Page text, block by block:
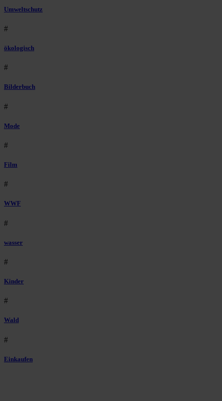
Umweltschutz
#
ökologisch
#
Bilderbuch
#
Mode
#
Film
#
WWF
#
wasser
#
Kinder
#
Wald
#
Einkaufen